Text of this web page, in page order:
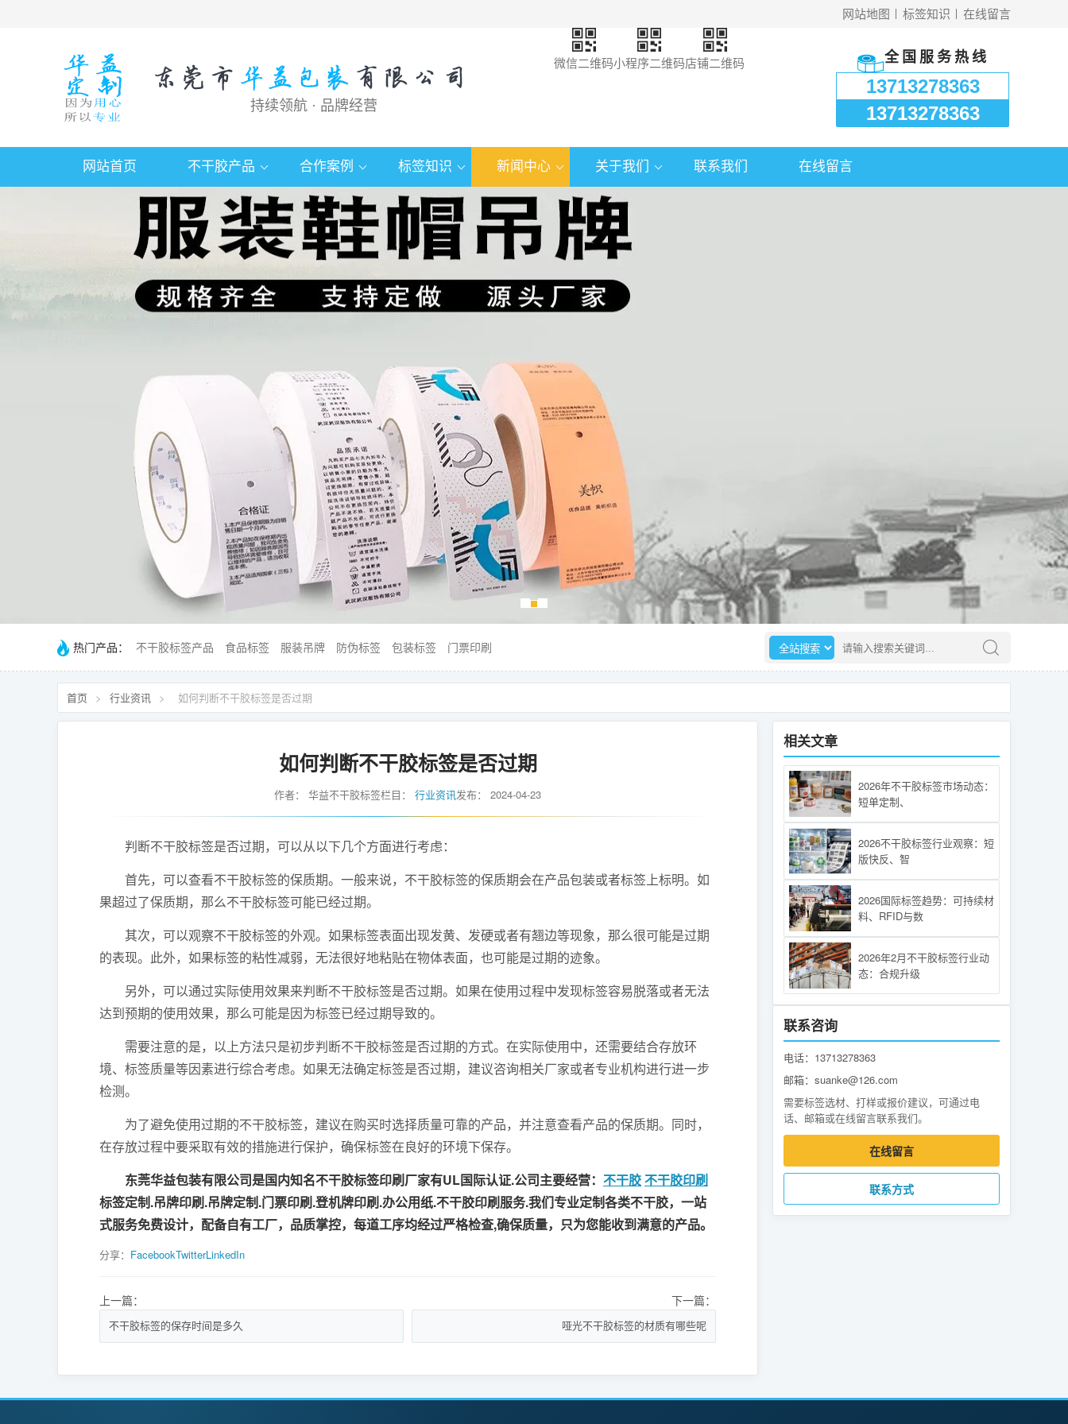
在线留言
标签知识
网站地图
持续领航 · 品牌经营
微信二维码小程序二维码店铺二维码 全国服务热线
13713278363
13713278363
网站首页 不干胶产品 合作案例 标签知识 新闻中心 关于我们 联系我们 在线留言
选择搜索范围 请输入搜索关键词
热门产品： 不干胶标签产品 食品标签 服装吊牌 防伪标签 包装标签 门票印刷
首页 > 行业资讯 > 如何判断不干胶标签是否过期
如何判断不干胶标签是否过期
作者： 华益不干胶标签栏目： 行业资讯发布： 2024-04-23
判断不干胶标签是否过期，可以从以下几个方面进行考虑：
首先，可以查看不干胶标签的保质期。一般来说，不干胶标签的保质期会在产品包装或者标签上标明。如
果超过了保质期，那么不干胶标签可能已经过期。
其次，可以观察不干胶标签的外观。如果标签表面出现发黄、发硬或者有翘边等现象，那么很可能是过期
的表现。此外，如果标签的粘性减弱，无法很好地粘贴在物体表面，也可能是过期的迹象。
另外，可以通过实际使用效果来判断不干胶标签是否过期。如果在使用过程中发现标签容易脱落或者无法
达到预期的使用效果，那么可能是因为标签已经过期导致的。
需要注意的是，以上方法只是初步判断不干胶标签是否过期的方式。在实际使用中，还需要结合存放环
境、标签质量等因素进行综合考虑。如果无法确定标签是否过期，建议咨询相关厂家或者专业机构进行进一步
检测。
为了避免使用过期的不干胶标签，建议在购买时选择质量可靠的产品，并注意查看产品的保质期。同时，
在存放过程中要采取有效的措施进行保护，确保标签在良好的环境下保存。
东莞华益包装有限公司是国内知名不干胶标签印刷厂家有UL国际认证.公司主要经营： 不干胶不干胶印刷
标签定制.吊牌印刷.吊牌定制.门票印刷.登机牌印刷.办公用纸.不干胶印刷服务.我们专业定制各类不干胶，一站
式服务免费设计，配备自有工厂，品质掌控，每道工序均经过严格检查,确保质量，只为您能收到满意的产品。
分享： FacebookTwitterLinkedIn
上一篇：
不干胶标签的保存时间是多久
下一篇：
哑光不干胶标签的材质有哪些呢
相关文章
2026年不干胶标签市场动态：
短单定制、
2026不干胶标签行业观察：短
版快反、智
2026国际标签趋势：可持续材
料、RFID与数
2026年2月不干胶标签行业动
态：合规升级
联系咨询
电话：13713278363
邮箱：suanke@126.com
需要标签选材、打样或报价建议，可通过电
话、邮箱或在线留言联系我们。
在线留言
联系方式